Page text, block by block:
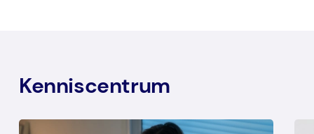
Kenniscentrum